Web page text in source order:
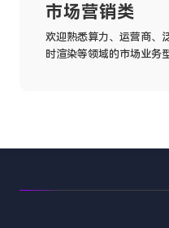
市场营销类
欢迎熟悉算力、运营商、
时渲染等领域的市场业务